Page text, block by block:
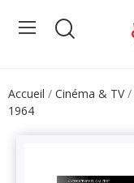
Accueil Cinéma & TV
1964